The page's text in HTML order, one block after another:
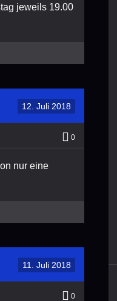
jeweils 19.00
12. Juli 2018
0
nur eine
11. Juli 2018
0